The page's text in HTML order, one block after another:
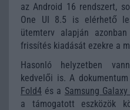
az Android 16 rendszert,
One UI 8.5 is elérhető
ütemterv alapján
frissítés kiadását ezekre a
Hasonló helyzetben
kedvelői is. A
Fold4 és a Samsung Galaxy
a támogatott eszközök